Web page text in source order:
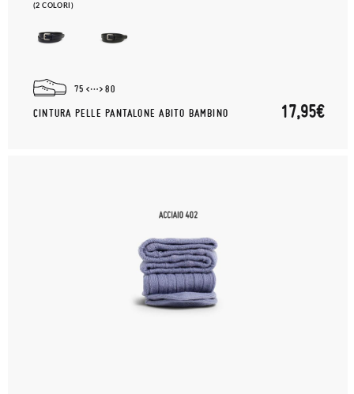
(2 COLORI)
75 80
CINTURA PELLE PANTALONE ABITO BAMBINO 17,95€